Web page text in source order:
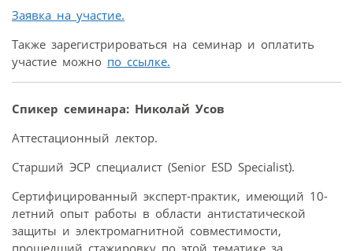
Заявка на участие.
Также зарегистрироваться на семинар и оплатить
участие можно по ссылке.
Спикер семинара: Николай Усов
Аттестационный лектор.
Старший ЭСР специалист (Senior ESD Specialist).
Сертифицированный эксперт-практик, имеющий 10-
летний опыт работы в области антистатической
защиты и электромагнитной совместимости,